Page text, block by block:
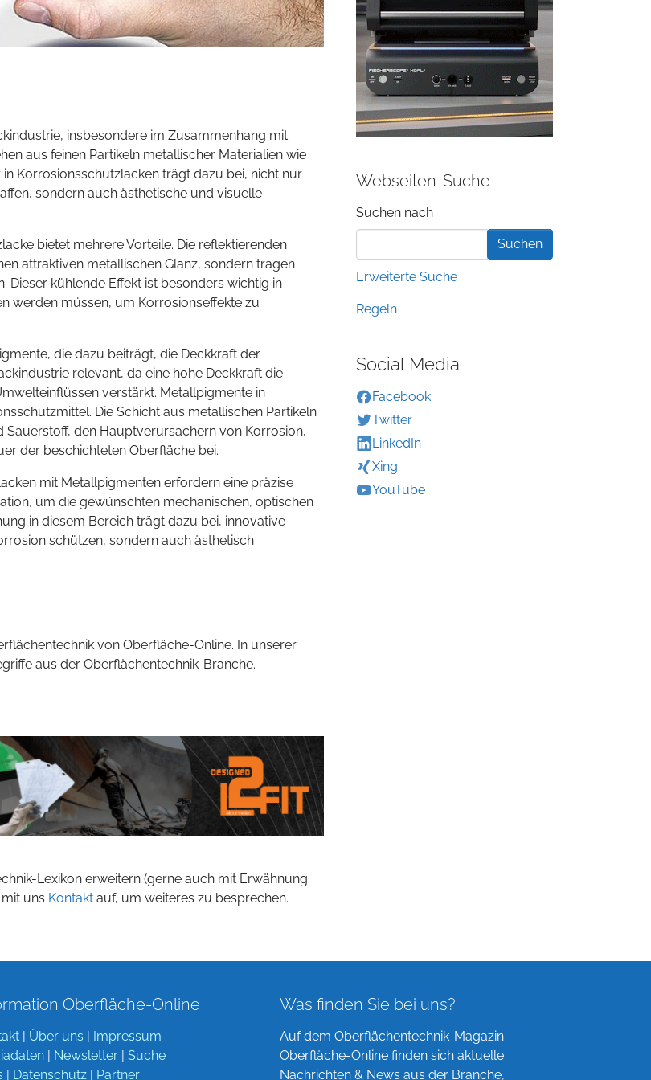
insbesondere im Zusammenhang mit
aus feinen Partikeln metallischer Materialien wie
Korrosionsschutzlacken trägt dazu bei, nicht nur
sondern auch ästhetische und visuelle
bietet mehrere Vorteile. Die reflektierenden
attraktiven metallischen Glanz, sondern tragen
kühlende Effekt ist besonders wichtig in
werden müssen, um Korrosionseffekte zu
die dazu beiträgt, die Deckkraft der
relevant, da eine hohe Deckkraft die
verstärkt. Metallpigmente in
Die Schicht aus metallischen Partikeln
Sauerstoff, den Hauptverursachern von Korrosion,
der beschichteten Oberfläche bei.
mit Metallpigmenten erfordern eine präzise
um die gewünschten mechanischen, optischen
in diesem Bereich trägt dazu bei, innovative
schützen, sondern auch ästhetisch
von Oberfläche-Online. In unserer
aus der Oberflächentechnik-Branche.
Lexikon erweitern (gerne auch mit Erwähnung
uns Kontakt auf, um weiteres zu besprechen.
Webseiten-Suche
Suchformular
Suchen nach
Erweiterte Suche
Regeln
Social Media
Facebook
Twitter
LinkedIn
Xing
YouTube
Oberfläche-Online
| Über uns | Impressum
| Newsletter | Suche
| Datenschutz | Partner
Was finden Sie bei uns?
Auf dem Oberflächentechnik-Magazin
Oberfläche-Online finden sich aktuelle
Nachrichten & News aus der Branche,